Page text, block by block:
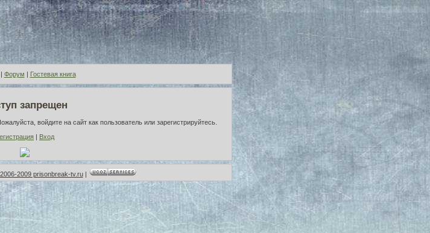
Форум | Гостевая книга
запрещен
войдите на сайт как пользователь или зарегистрируйтесь.
Вход
2009 prisonbreak-tv.ru|